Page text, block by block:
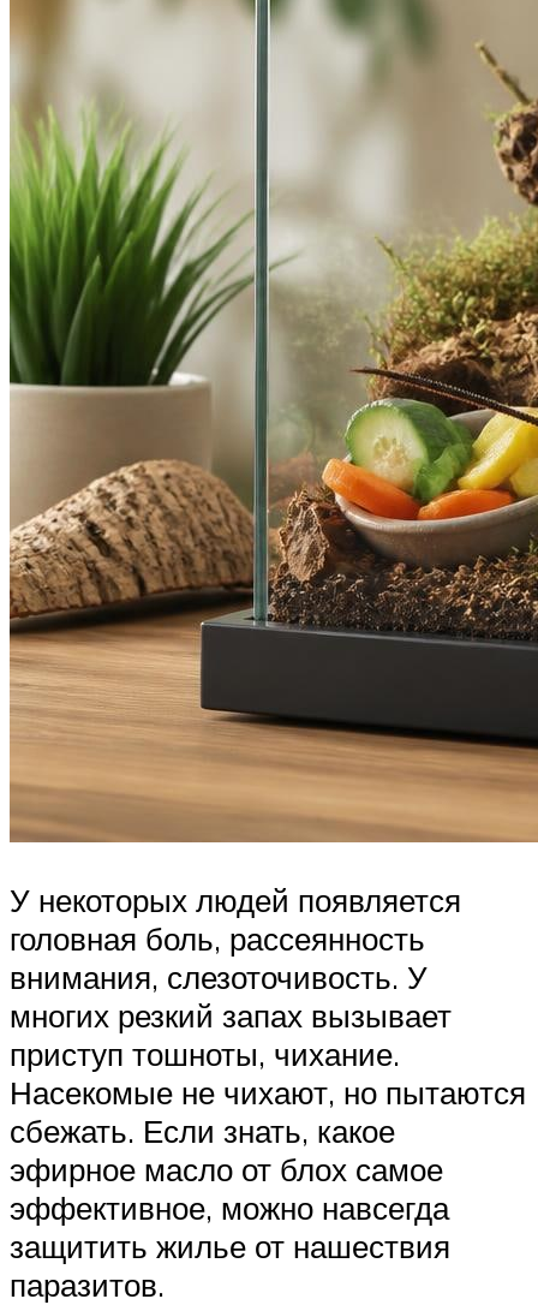
У некоторых людей появляется
головная боль, рассеянность
внимания, слезоточивость. У
многих резкий запах вызывает
приступ тошноты, чихание.
Насекомые не чихают, но пытаются
сбежать. Если знать, какое
эфирное масло от блох самое
эффективное, можно навсегда
защитить жилье от нашествия
паразитов.